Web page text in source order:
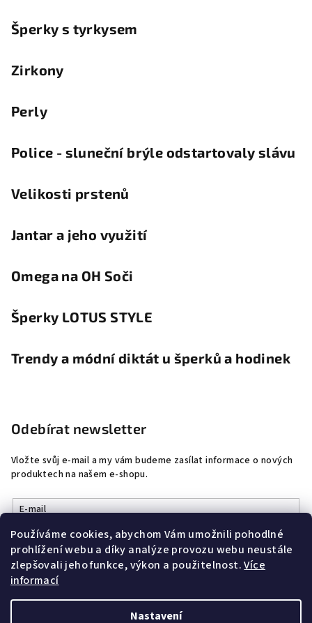
Používáme cookies, abychom Vám umožnili pohodlné
prohlížení webu a díky analýze provozu webu neustále
zlepšovali jeho funkce, výkon a použitelnost.Více
informací
Nastavení
Šperky s tyrkysem
Zirkony
Perly
Police - sluneční brýle odstartovaly slávu
Velikosti prstenů
Jantar a jeho využití
Omega na OH Soči
Šperky LOTUS STYLE
Trendy a módní diktát u šperků a hodinek
Odebírat newsletter
Vložte svůj e-mail a my vám budeme zasílat informace o nových
produktech na našem e-shopu.
E-mail
Vložením e-mailu souhlasíte spodmínkami ochrany osobních
údajů
Přihlásit se